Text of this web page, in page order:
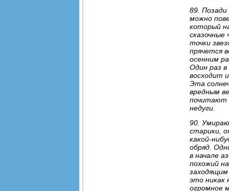
89.
можно
который
сказочные
точки
прячется
осенним
Один раз в
восходит
Эта
вредным
почитают
недуги.
90.
старики,
какой-
обряд.
в начале
похожий
это никак
огромное